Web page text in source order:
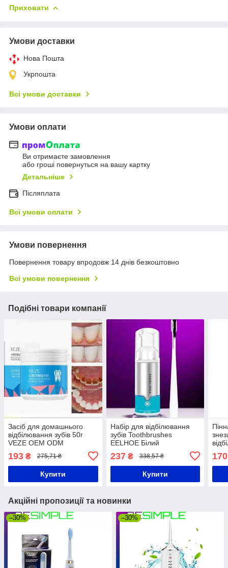
Приховати
Умови доставки
Нова Пошта
Укрпошта
Всі умови доставки
Умови оплати
Ви отримаєте замовлення
або гроші повернуться на вашу картку
Детальніше
Післяплата
Всі умови оплати
Умови повернення
Повернення товару впродовж 14 днів безкоштовно
Всі умови повернення
Подібні товари компанії
Засіб для домашнього
відбілювання зубів 50г
VEZE OEM ODM
193 ₴ 275,71 ₴
Купити
Набір для відбілювання
зубів Toothbrushes
EELHOE Білий
237₴ 338,57 ₴
Купити
для
Акційні пропозиції та новинки
–30% –30%